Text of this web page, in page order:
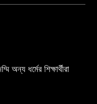
অন্য ধর্মের শিক্ষার্থীরা